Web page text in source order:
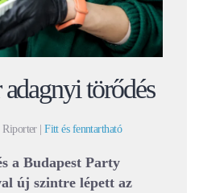
törődés
Riporter |Fitt és fenntartható
a Budapest Party
új szintre lépett az